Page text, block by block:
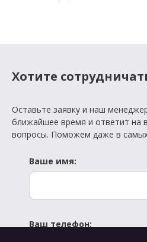
Хотите
Оставьте заявку и наш
ближайшее время и ответит на
вопросы. Поможем даже в
Ваше имя:
Ваш телефон: